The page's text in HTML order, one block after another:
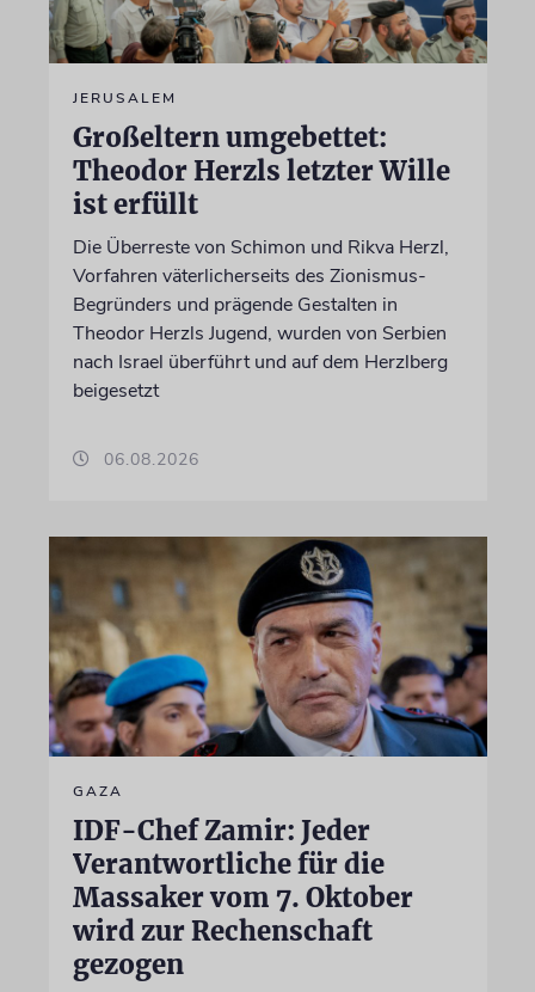
JERUSALEM
Großeltern umgebettet:
Theodor Herzls letzter Wille
ist erfüllt
Die Überreste von Schimon und Rikva Herzl,
Vorfahren väterlicherseits des Zionismus-
Begründers und prägende Gestalten in
Theodor Herzls Jugend, wurden von Serbien
nach Israel überführt und auf dem Herzlberg
beigesetzt
06.08.2026
GAZA
IDF-Chef Zamir: Jeder
Verantwortliche für die
Massaker vom 7. Oktober
wird zur Rechenschaft
gezogen